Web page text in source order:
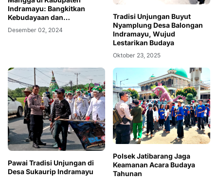
Indramayu: Bangkitkan
Kebudayaan dan
Perekonomian Lokal
Desember 02, 2024
Tradisi Unjungan Buyut
Nyamplung Desa Balongan
Indramayu, Wujud
Lestarikan Budaya
Oktober 23, 2025
Pawai Tradisi Unjungan di
Desa Sukaurip Indramayu
Polsek Jatibarang Jaga
Keamanan Acara Budaya
Tahunan